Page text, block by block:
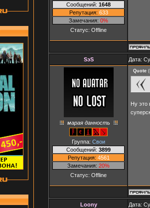
Сообщений: 1648
Репутация: 633
Замечания: 0%
Статус: Offline
SэS Дата:
марая данность
Группа: Свои
Сообщений: 3899
Репутация: 4561
Замечания: 20%
Статус: Offline
Quote (
Ну это
Loony Дата: